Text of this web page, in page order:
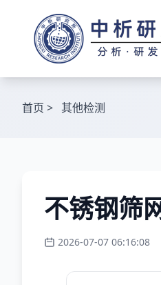
首页 > 其他检测
不锈钢筛
2026-07-07 06:16:08